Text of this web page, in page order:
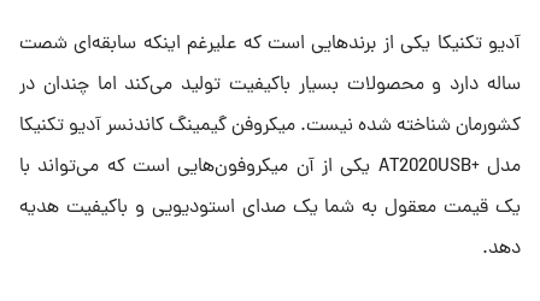
آدیو تکنیکا یکی از برندهایی است که علیرغم اینکه سابقه‌ای شصت
ساله دارد و محصولات بسیار باکیفیت تولید می‌کند اما چندان در
کشورمان شناخته شده نیست. میکروفن گیمینگ کاندنسر آدیو تکنیکا
مدل +AT2020USB یکی از آن میکروفون‌هایی است که می‌تواند با
یک قیمت معقول به شما یک صدای استودیویی و باکیفیت هدیه
دهد.